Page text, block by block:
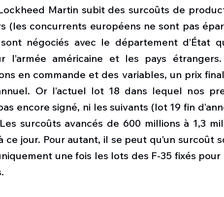
Martin subit des surcoûts de
(les concurrents européens ne sont pas
négociés avec le département d’État
l’armée américaine et les pays
en commande et des variables, un prix
Or l’actuel lot 18 dans lequel nos
encore signé, ni les suivants (lot 19 fin
surcoûts avancés de 600 millions à 1,3
ce jour. Pour autant, il se peut qu’un surcoût
une fois les lots des F-35 fixés